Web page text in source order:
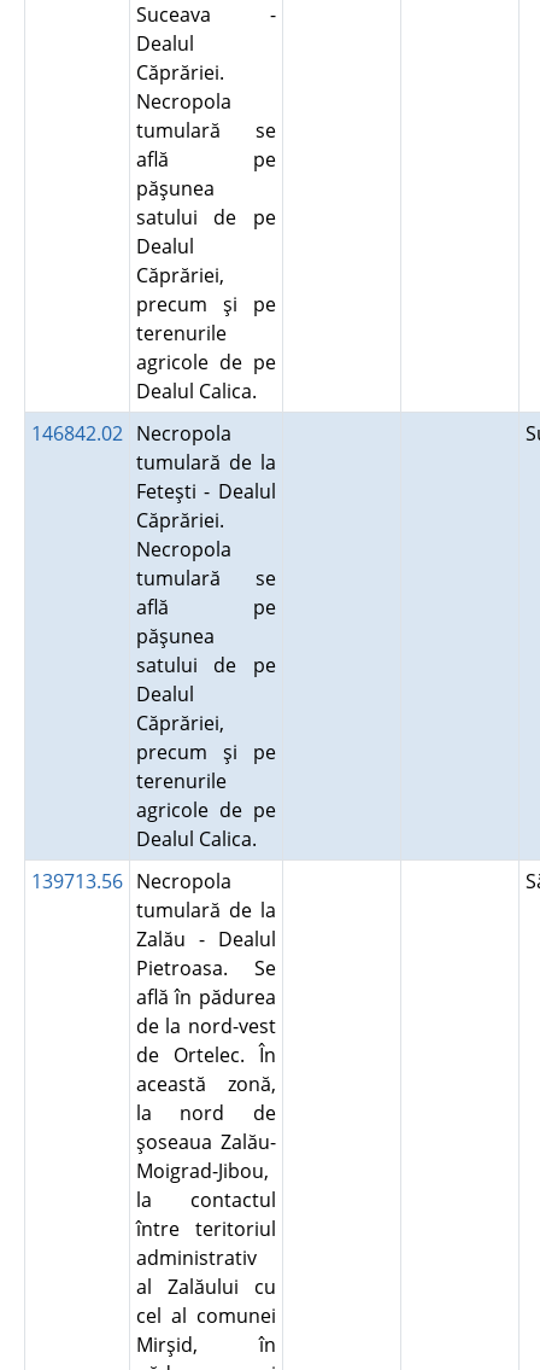
Suceava -
Dealul
Căprăriei.
Necropola
tumulară se
află pe
păşunea
satului de pe
Dealul
Căprăriei,
precum şi pe
terenurile
agricole de pe
Dealul Calica.
146842.02 Necropola
tumulară de la
Feteşti - Dealul
Căprăriei.
Necropola
tumulară se
află pe
păşunea
satului de pe
Dealul
Căprăriei,
precum şi pe
terenurile
agricole de pe
Dealul Calica.
139713.56 Necropola
tumulară de la
Zalău - Dealul
Pietroasa. Se
află în pădurea
de la nord-vest
de Ortelec. În
această zonă,
la nord de
şoseaua Zalău-
Moigrad-Jibou,
la contactul
între teritoriul
administrativ
al Zalăului cu
cel al comunei
Mirşid, în